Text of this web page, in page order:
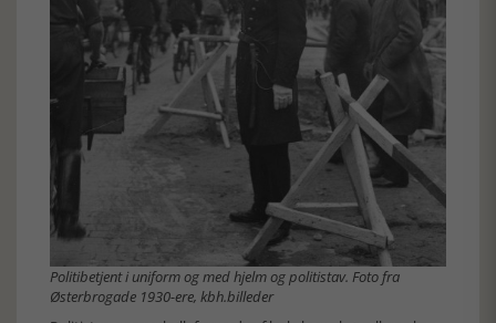
Politibetjent i uniform og med hjelm og politistav. Foto fra
Østerbrogade 1930-ere, kbh.billeder